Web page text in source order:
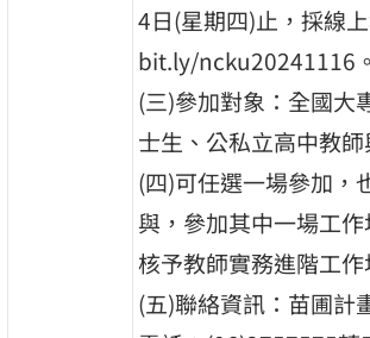
4日(星期四)止，採線
bit.ly/ncku20241116。
(三)參加對象：全國大
士生、公私立高中教師
(四)可任選一場參加，
與，參加其中一場工
核予教師實務進階工作
(五)聯絡資訊：苗圃計